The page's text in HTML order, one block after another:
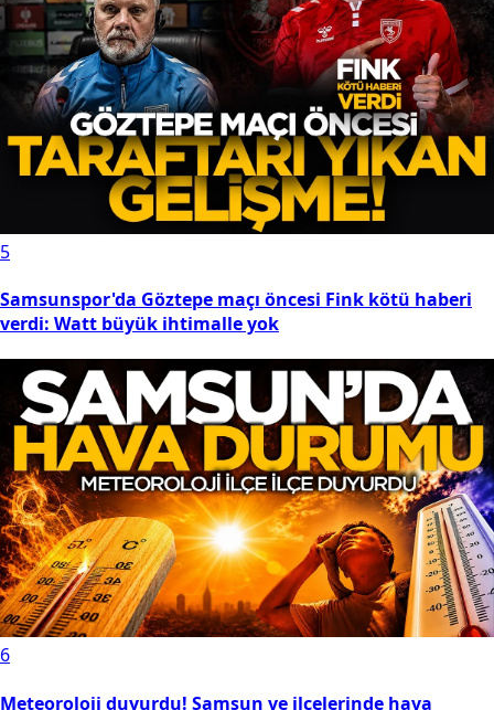
5
Samsunspor'da Göztepe maçı öncesi Fink kötü haberi
verdi: Watt büyük ihtimalle yok
6
Meteoroloji duyurdu! Samsun ve ilçelerinde hava